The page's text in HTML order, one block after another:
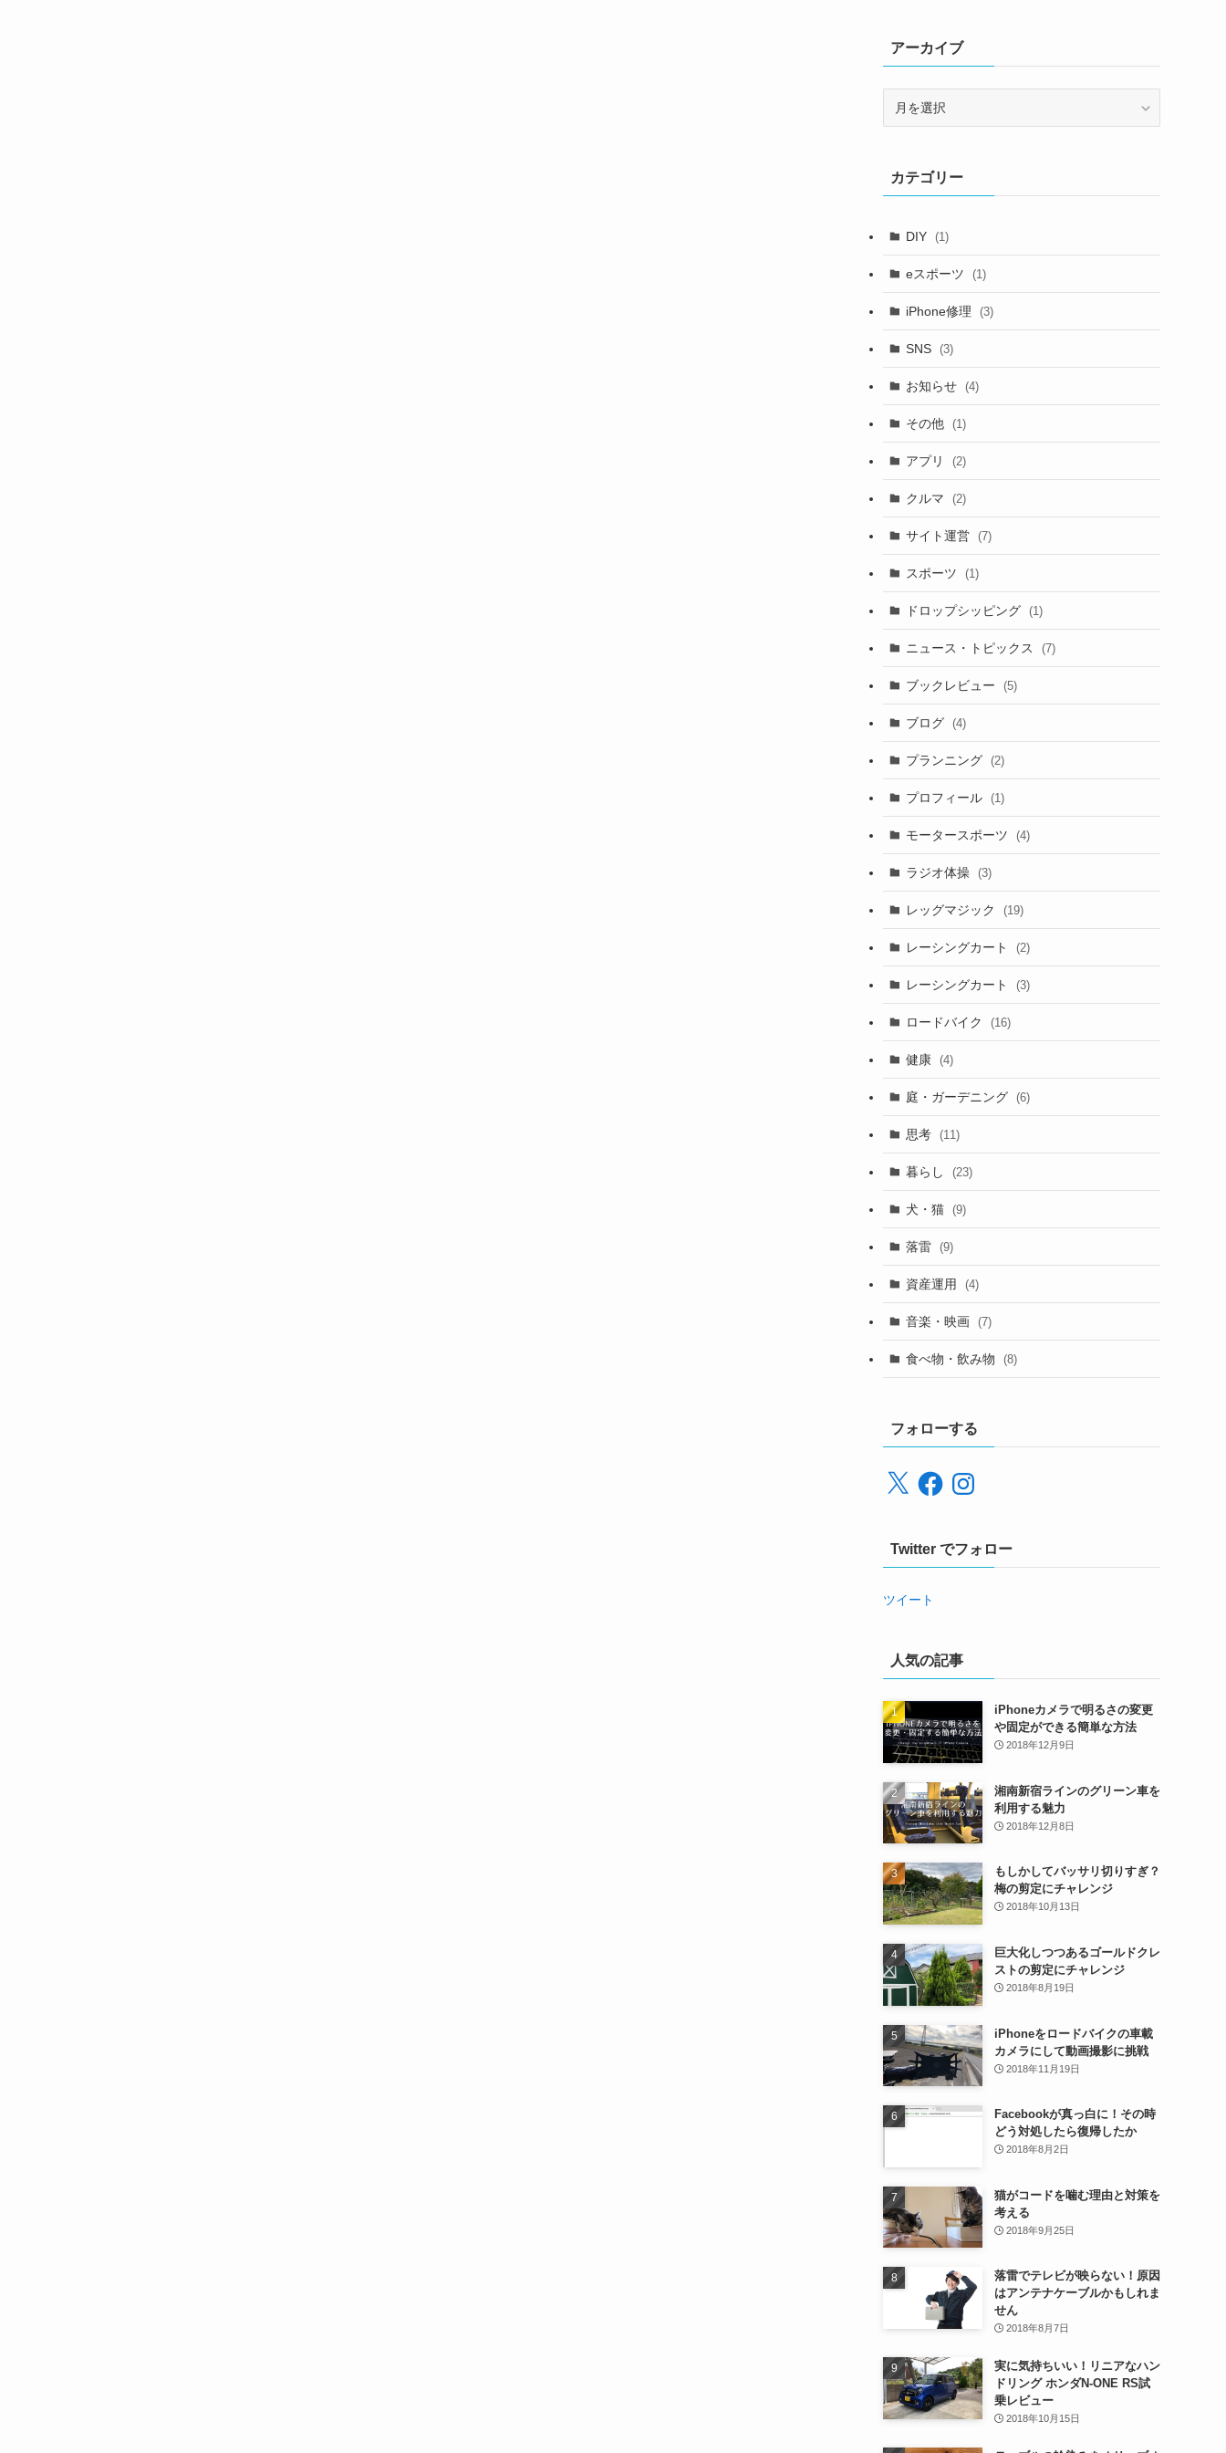
アーカイブ
ブカテゴリー
DIY (1)
eスポーツ (1)
iPhone修理 (3)
SNS (3)
お知らせ (4)
その他 (1)
アプリ (2)
クルマ (2)
サイト運営 (7)
スポーツ (1)
ドロップシッピング (1)
ニュース・トピックス (7)
ブックレビュー (5)
ブログ (4)
プランニング (2)
プロフィール (1)
モータースポーツ (4)
ラジオ体操 (3)
レッグマジック (19)
レーシングカート (2)
レーシングカート (3)
ロードバイク (16)
健康 (4)
庭・ガーデニング (6)
思考 (11)
暮らし (23)
犬・猫 (9)
落雷 (9)
資産運用 (4)
音楽・映画 (7)
食べ物・飲み物 (8)
フォローする
X FacebookInstagram
Twitter でフォロー
ツイート
人気の記事
iPhoneカメラで明るさの変更
や固定ができる簡単な方法
2018年12月9日
湘南新宿ラインのグリーン車を
利用する魅力
2018年12月8日
もしかしてバッサリ切りすぎ？
梅の剪定にチャレンジ
2018年10月13日
巨大化しつつあるゴールドクレ
ストの剪定にチャレンジ
2018年8月19日
iPhoneをロードバイクの車載
カメラにして動画撮影に挑戦
2018年11月19日
Facebookが真っ白に！その時
どう対処したら復帰したか
2018年8月2日
猫がコードを噛む理由と対策を
考える
2018年9月25日
落雷でテレビが映らない！原因
はアンテナケーブルかもしれま
せん
2018年8月7日
実に気持ちいい！リニアなハン
ドリング ホンダN-ONE RS試
乗レビュー
2018年10月15日